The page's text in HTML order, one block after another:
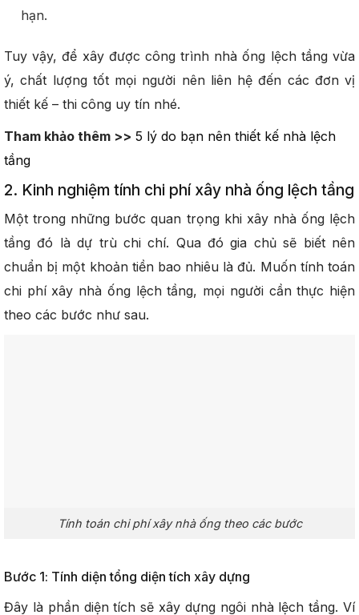
hạn.
Tuy vậy, để xây được công trình nhà ống lệch tầng vừa
ý, chất lượng tốt mọi người nên liên hệ đến các đơn vị
thiết kế – thi công uy tín nhé.
Tham khảo thêm >> 5 lý do bạn nên thiết kế nhà lệch
tầng
2. Kinh nghiệm tính chi phí xây nhà ống lệch tầng
Một trong những bước quan trọng khi xây nhà ống lệch
tầng đó là dự trù chi chí. Qua đó gia chủ sẽ biết nên
chuẩn bị một khoản tiền bao nhiêu là đủ. Muốn tính toán
chi phí xây nhà ống lệch tầng, mọi người cần thực hiện
theo các bước như sau.
Tính toán chi phí xây nhà ống theo các bước
Bước 1: Tính diện tổng diện tích xây dựng
Đây là phần diện tích sẽ xây dựng ngôi nhà lệch tầng. Ví